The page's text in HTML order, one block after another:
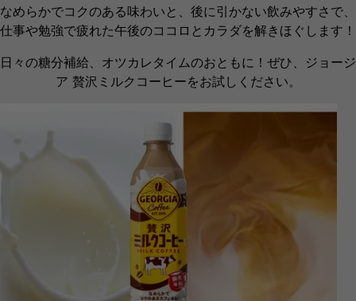
なめらかでコクのある味わいと、後に引かない飲みやすさで​、
仕事や勉強で疲れた午後のココロとカラダを解きほぐします！​
日々の糖分補給、オツカレタイムのおともに！​ぜひ、ジョージ
ア 贅沢ミルクコーヒーをお試しください。​